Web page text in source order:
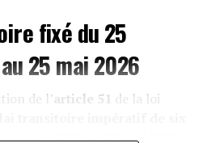
fixé du 25
25 mai 2026
de l’article 51 de la loi
2025 au 25 mai 2026